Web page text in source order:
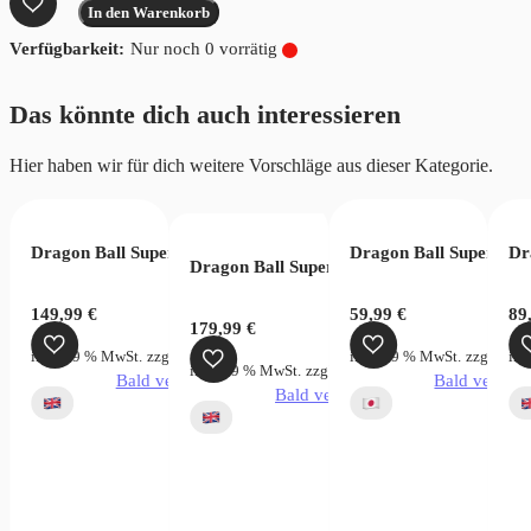
Card
Game
World
Pride
In den Warenkorb
Nur noch 0 vorrätig
Das könnte dich auch interessieren
Hier haben wir für dich weitere Vorschläge aus dieser Kategorie.
Limit FB04
Dragon Ball Super Card Game Masters B31 Impact Beyond
149,99€
inkl. 19 % MwSt. zzgl. Versandkosten
Bald verfügbar
Dragon Ball Super Card Game Masters
179,99€
inkl. 19 % MwSt. zzgl. Versandkosten
Bald verfügbar
Dragon Ball Super
59,99 €
inkl. 19 % MwSt. zzgl.
Bald